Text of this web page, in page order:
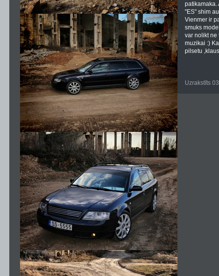
patikamaka.
"ES" shim
Vienmer ir
smuks
var nolikt ne
muzikai :)
pilsetu
Uzrakstīts